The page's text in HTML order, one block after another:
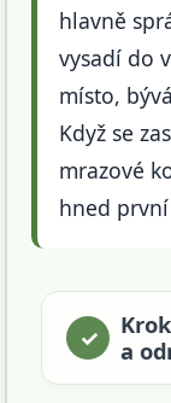
hlavně
vysadí do
místo,
Když se
mrazové
hned
a